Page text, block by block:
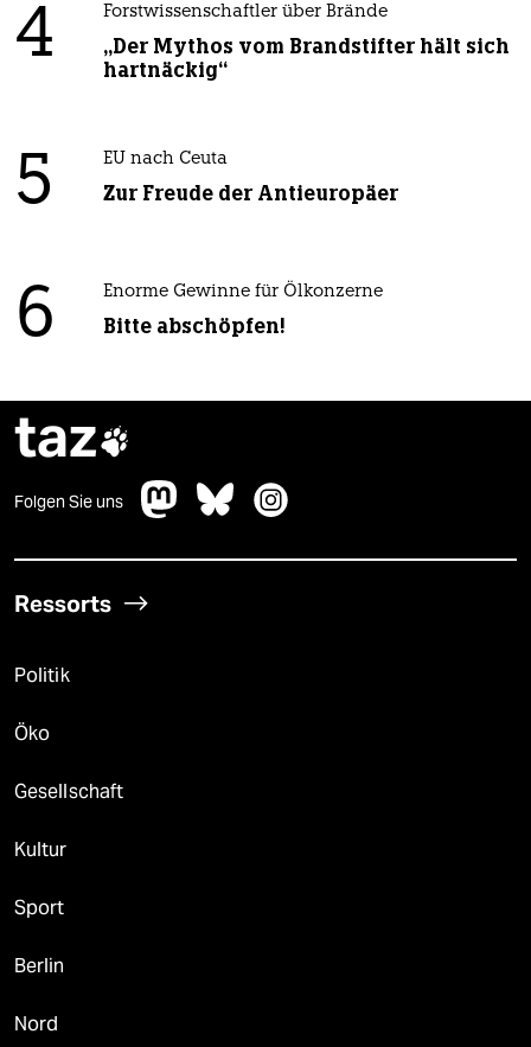
4 Forstwissenschaftler über Brände
„Der Mythos vom Brandstifter hält sich
hartnäckig“
5 EU nach Ceuta
Zur Freude der Antieuropäer
6 Enorme Gewinne für Ölkonzerne
Bitte abschöpfen!
taz
Folgen Sie uns
Ressorts
Politik
Öko
Gesellschaft
Kultur
Sport
Berlin
Nord